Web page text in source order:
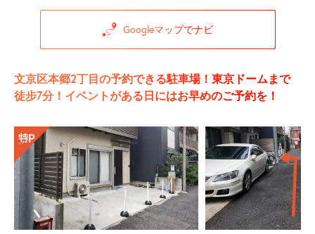
Googleマップでナビ
文京区本郷2丁目の予約できる駐車場！東京ドームまで
徒步7分！イベントがある日にはお早めのご予約を！